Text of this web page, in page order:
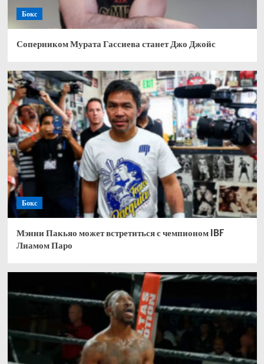
Бокс
Соперником Мурата Гассиева станет Джо Джойс
Бокс
Мэнни Пакьяо может встретиться с чемпионом IBF
Лиамом Паро